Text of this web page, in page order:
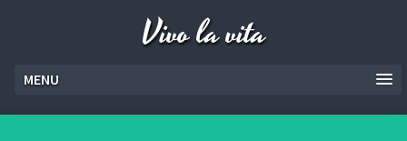
Vivo la vita
MENU